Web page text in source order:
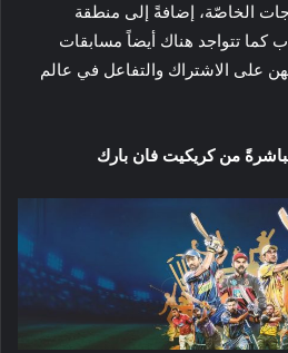
الخاصّة، إضافةً إلى منطقة
تتواجد هناك أيضاً مسابقات
على الاشتراك والتفاعل في عالم